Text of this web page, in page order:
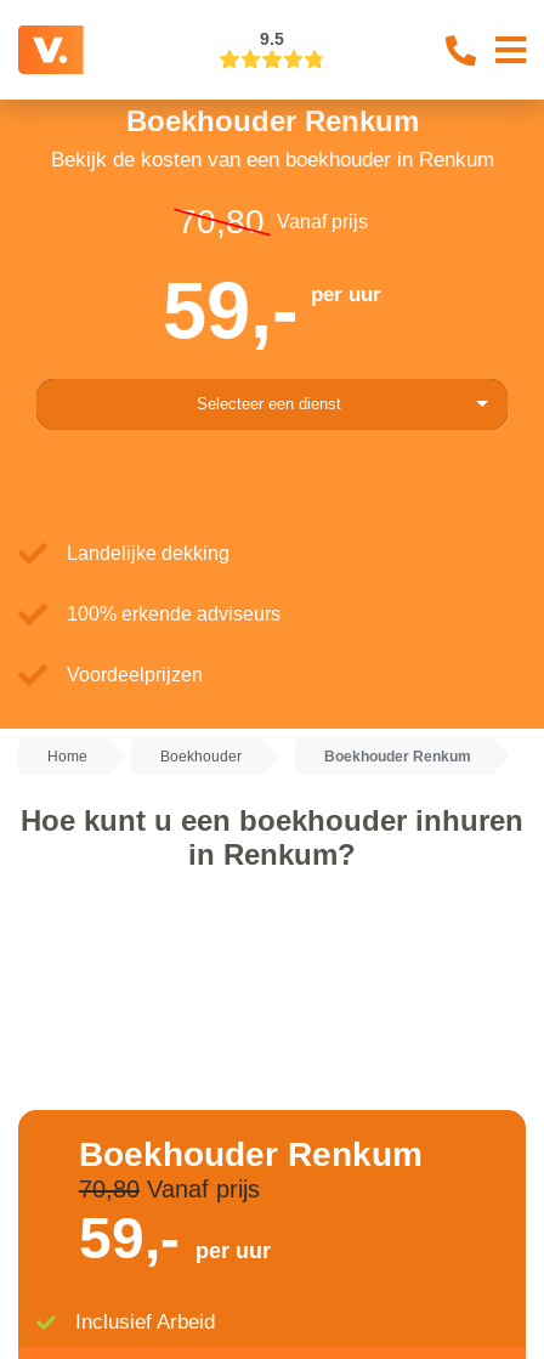
9.5
Boekhouder Renkum
Bekijk de kosten van een boekhouder in Renkum
70,80 Vanaf prijs
59,- per uur
Selecteer een dienst
Landelijke dekking
100% erkende adviseurs
Voordeelprijzen
Home Boekhouder Boekhouder Renkum
Hoe kunt u een boekhouder inhuren
in Renkum?
Boekhouder Renkum
70,80Vanaf prijs
59,- per uur
Inclusief Arbeid